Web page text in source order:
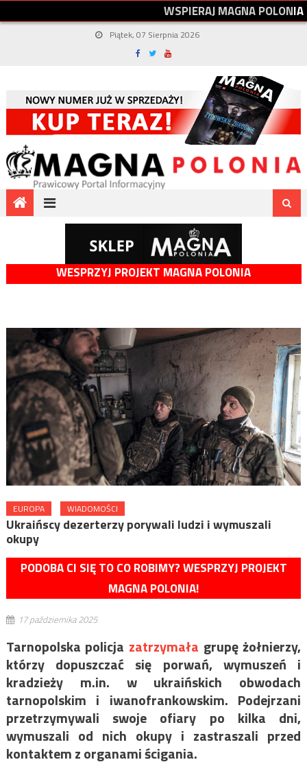
WSPIERAJMAGNAPOLONIA
Piątek, 07 Sierpnia 2026
WESPRZYJ PROJEKT MAGNA POLONIA
EUROPA WIADOMOŚCI
Ukraińscy dezerterzy porywali ludzi i wymuszali
okupy
PODOBA CI SIĘ TO CO ROBIMY? WESPRZYJ PROJEKT
MAGNA POLONIA!
17 października 2025
Tarnopolska policja zatrzymała grupę żołnierzy,
którzy dopuszczać się porwań, wymuszeń i
kradzieży m.in. w ukraińskich obwodach
tarnopolskim i iwanofrankowskim. Podejrzani
przetrzymywali swoje ofiary po kilka dni,
wymuszali od nich okupy i zastraszali przed
kontaktem z organami ścigania.